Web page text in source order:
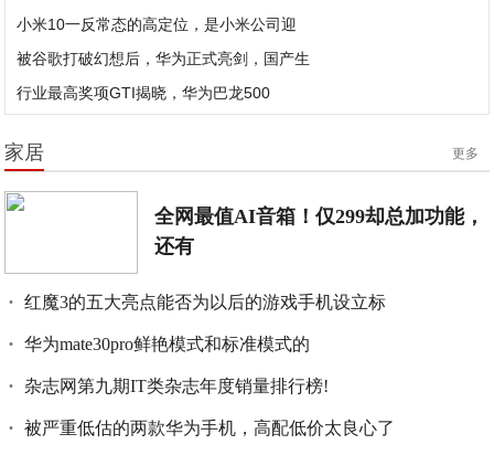
小米10一反常态的高定位，是小米公司迎
被谷歌打破幻想后，华为正式亮剑，国产生
行业最高奖项GTI揭晓，华为巴龙500
家居 更多
全网最值AI音箱！仅299却总加功能，
还有
红魔3的五大亮点能否为以后的游戏手机设立标
华为mate30pro鲜艳模式和标准模式的
杂志网第九期IT类杂志年度销量排行榜!
被严重低估的两款华为手机，高配低价太良心了